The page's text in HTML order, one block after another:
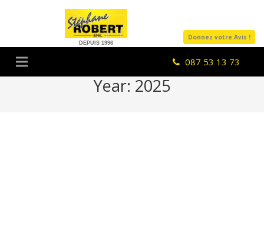
DEPUIS 1996
Donnez votre Avis !
087 53 13 73
Year: 2025